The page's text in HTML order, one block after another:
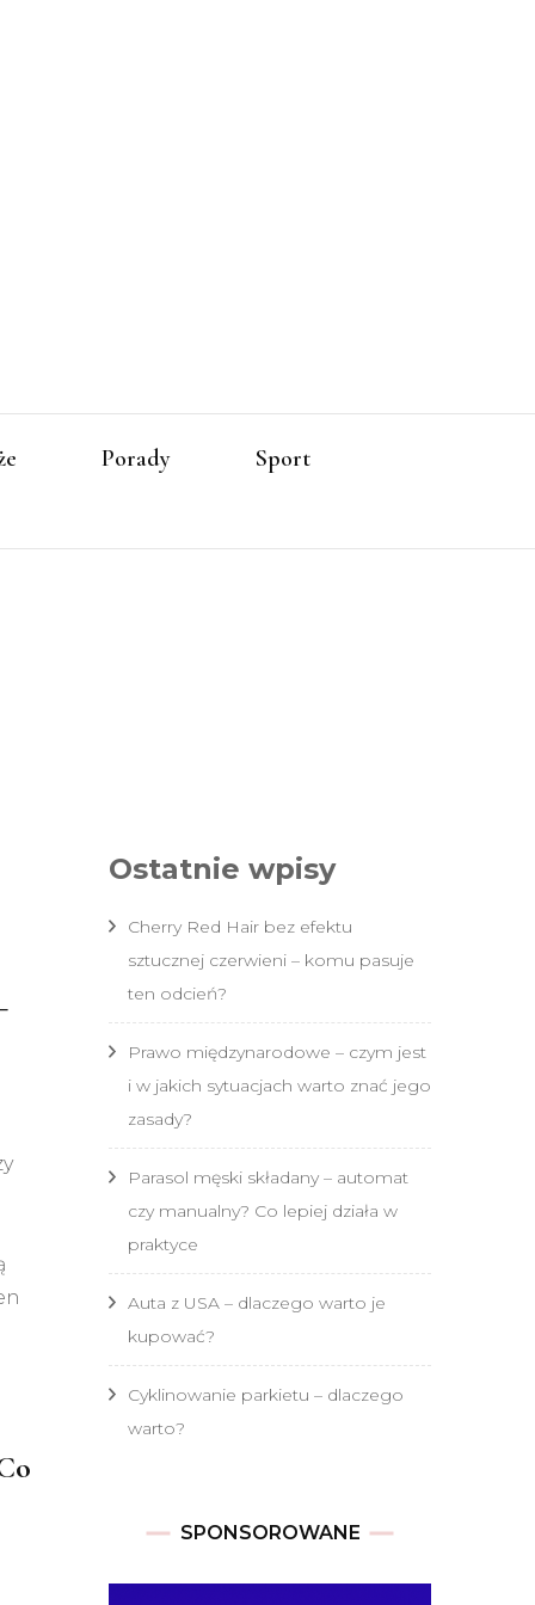
Porady Sport
Ostatnie wpisy
Cherry Red Hair bez efektu
sztucznej czerwieni – komu pasuje
ten odcień?
Prawo międzynarodowe – czym jest
i w jakich sytuacjach warto znać jego
zasady?
Parasol męski składany – automat
czy manualny? Co lepiej działa w
praktyce
Auta z USA – dlaczego warto je
kupować?
Cyklinowanie parkietu – dlaczego
warto?
SPONSOROWANE